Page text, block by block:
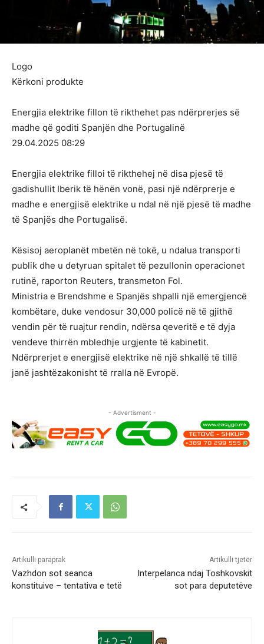
Logo
Kërkoni produkte
Energjia elektrike fillon të rikthehet pas ndërprerjes së
madhe që goditi Spanjën dhe Portugalinë
29.04.2025 08:29
Energjia elektrike filloi të rikthehej në disa pjesë të
gadishullit Iberik të hënën vonë, pasi një ndërprerje e
madhe e energjisë elektrike u ndal në një pjesë të madhe
të Spanjës dhe Portugalisë.
Kësisoj aeroplanët mbetën në tokë, u ndalua transporti
publik dhe u detyruan spitalet të pezullonin operacionet
rutinë, raporton Reuters, transmeton Fol.
Ministria e Brendshme e Spanjës shpalli një emergjencë
kombëtare, duke vendosur 30,000 policë në të gjithë
vendin për të ruajtur rendin, ndërsa qeveritë e të dyja
vendeve thirrën mbledhje urgjente të kabinetit.
Ndërprerjet e energjisë elektrike në një shkallë të tillë
janë jashtëzakonisht të rralla në Evropë.
- Advertisment -
Artikulli paraprak
Vazhdon sot seanca
konstituive – tentativa e tetë
Artikulli tjetër
Interpelanca ndaj Toshkovskit
sot para deputetëve